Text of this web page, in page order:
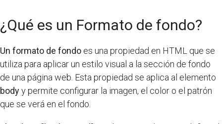
¿Qué es un Formato de fondo?
Un formato de fondo es una propiedad en HTML que se
utiliza para aplicar un estilo visual a la sección de fondo
de una página web. Esta propiedad se aplica al elemento
bodyy permite configurar la imagen, el color o el patrón
que se verá en el fondo.